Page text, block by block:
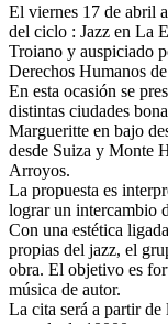
El viernes 17 de abril
del ciclo : Jazz en La
Troiano y auspiciado
Derechos Humanos
En esta ocasión se
distintas ciudades
Margueritte en bajo
desde Suiza y Monte
Arroyos.
La propuesta es
lograr un intercambio
Con una estética
propias del jazz, el
obra. El objetivo es
música de autor.
La cita será a partir